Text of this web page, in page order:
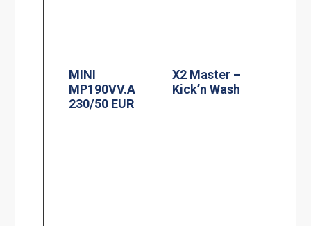
MINI
MP190VV.A
230/50 EUR
X2 Master –
Kick’n Wash